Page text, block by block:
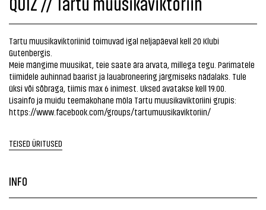
Tartu muusikaviktoriinid toimuvad igal neljapäeval kell 20 Klubi
Gutenbergis.
Meie mängime muusikat, teie saate ära arvata, millega tegu. Parimatele
tiimidele auhinnad baarist ja lauabroneering järgmiseks nädalaks. Tule
üksi või sõbraga, tiimis max 6 inimest. Uksed avatakse kell 19.00.
Lisainfo ja muidu teemakohane möla Tartu muusikaviktoriini grupis:
https://www.facebook.com/groups/tartumuusikaviktoriin/
TEISED ÜRITUSED
INFO